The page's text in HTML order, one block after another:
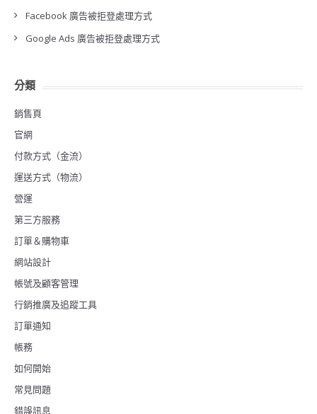
Facebook 廣告被拒登處理方式
Google Ads 廣告被拒登處理方式
分類
銷售頁
官網
付款方式（金流）
運送方式（物流）
營運
第三方服務
訂單＆購物車
網站設計
帳號及顧客管理
行銷推廣及追蹤工具
訂單通知
帳務
如何開始
常見問題
錯誤訊息